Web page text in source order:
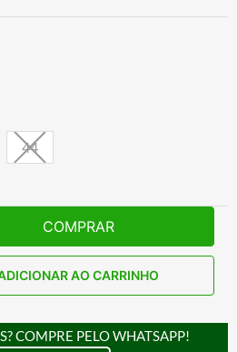
44
COMPRAR
AO CARRINHO
COMPRE PELO WHATSAPP!